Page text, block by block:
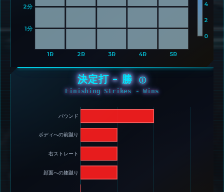
1R 2R 3R 4R 5R
1分
2分
0
2
4
決定打 - 勝 ⓘ
Finishing Strikes - Wins
顔面への膝蹴り
右ストレート
ボディへの前蹴り
パウンド